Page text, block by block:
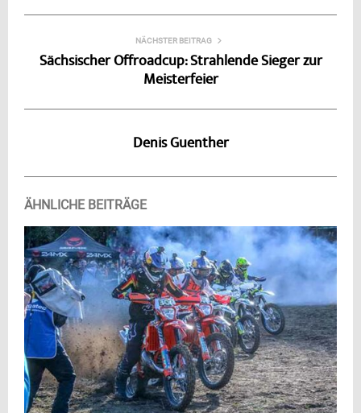
NÄCHSTER BEITRAG
Sächsischer Offroadcup: Strahlende Sieger zur
Meisterfeier
Denis Guenther
ÄHNLICHE BEITRÄGE